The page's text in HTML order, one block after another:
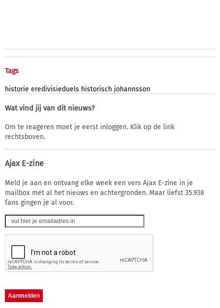
Tags
historie eredivisieduels historisch johannsson
Wat vind jij van dit nieuws?
Om te reageren moet je eerst inloggen. Klik op de link
rechtsboven.
Ajax E-zine
Meld je aan en ontvang elke week een vers Ajax E-zine in je
mailbox met al het nieuws en achtergronden. Maar liefst 35.938
fans gingen je al voor.